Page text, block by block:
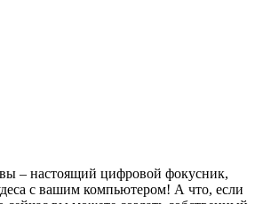
вы – настоящий цифровой фокусник,
с вашим компьютером! А что, если